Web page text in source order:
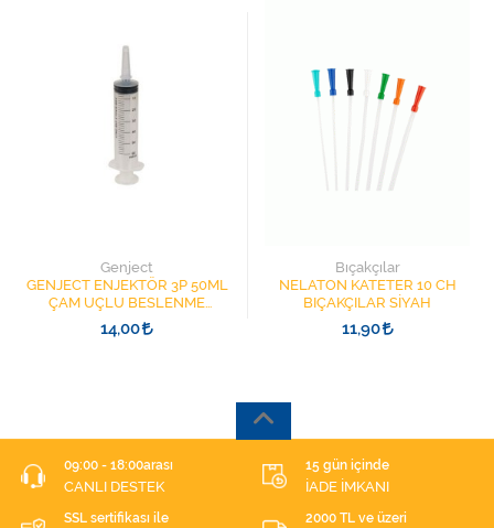
Genject
GENJECT ENJEKTÖR 3P 50ML
ÇAM UÇLU BESLENME
ŞIRINGASI 1852412 KATATER
UÇLU
14,00
Bıçakçılar
NELATON KATETER 10 CH
BIÇAKÇILAR SİYAH
11,90
09:00 - 18:00arası
CANLI DESTEK
15 gün içinde
İADE İMKANI
SSL sertifikası ile 2000 TL ve üzeri